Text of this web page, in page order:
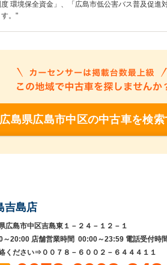
環境保全資金」、「広島市低公害バス普及促
。"
広島県広島市中区の中古車を検索
吉島店
広島市中区吉島東１－２４－１２－１
～20:00 店舗営業時間 00:00～23:59 電話受付時
ください⇒００７８－６００２－６４４４１１